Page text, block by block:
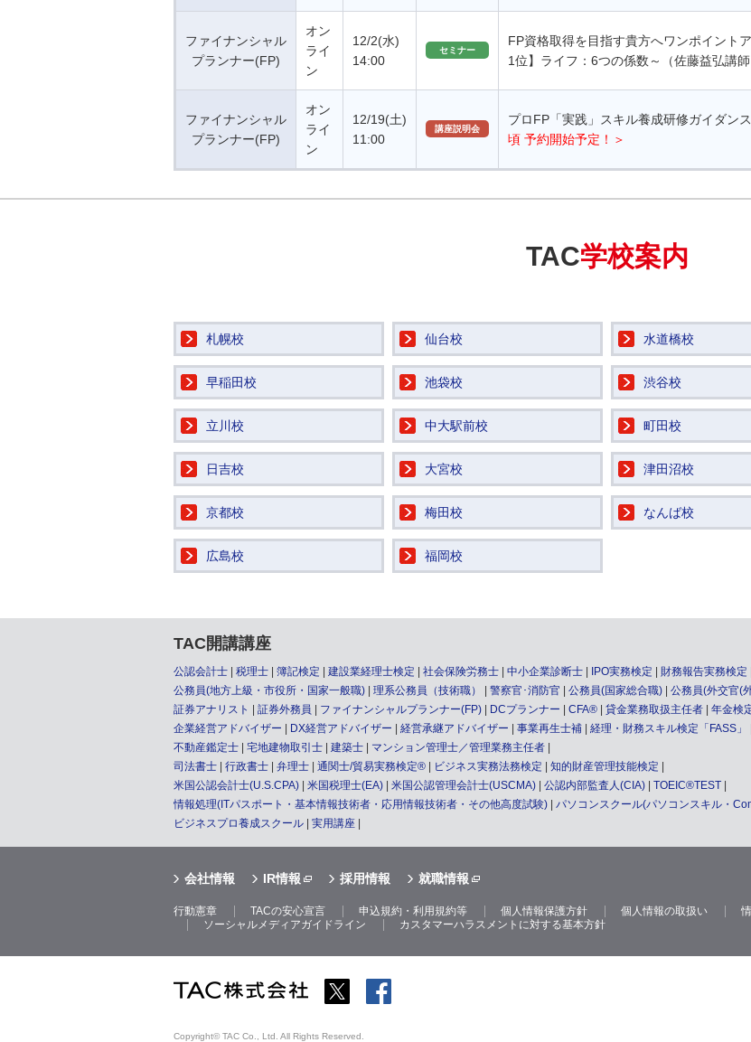
ファイナンシャル
プランナー(FP)
オン
ライ
ン
12/2(水)
14:00
セミナー
FP資格取得を目指す貴方へワンポイン
1位】ライフ：6つの係数～（佐藤益弘講師
ファイナンシャル
プランナー(FP)
オン
ライ
ン
12/19(土)
11:00
講座説明会
プロFP「実践」スキル養成研修ガイダン
頃 予約開始予定！＞
TAC学校案内
札幌校 仙台校 水道橋校
早稲田校 池袋校 渋谷校
立川校 中大駅前校 町田校
日吉校 大宮校 津田沼校
京都校 梅田校 なんば校
広島校 福岡校
TAC開講講座
公認会計士 税理士 簿記検定 建設業経理士検定 社会保険労務士 中小企業診断士 IPO実務検定
財務報告実務検定
公務員(地方上級・市役所・国家一般職)
理系公務員（技術職） 警察官･消防官 公務員(国家総合職) 公務員(外交官(
証券アナリスト
証券外務員 ファイナンシャルプランナー(FP) DCプランナー CFA® 貸金業務取扱主任者 年金検
企業経営アドバイザー
DX経営アドバイザー 経営承継アドバイザー 事業再生士補
経理・財務スキル検定「FASS」
不動産鑑定士
宅地建物取引士 建築士
マンション管理士／管理業務主任者
司法書士
行政書士 弁理士 通関士/貿易実務検定® ビジネス実務法務検定
知的財産管理技能検定
米国公認会計士(U.S.CPA)
米国税理士(EA) 米国公認管理会計士(USCMA) 公認内部監査人(CIA)
TOEIC®TEST
情報処理(ITパスポート・基本情報技術者・応用情報技術者・その他高度試験)
パソコンスクール(パソコンスキル・
ビジネスプロ養成スクール
実用講座
会社情報 IR情報 採用情報 就職情報
行動憲章 TACの安心宣言 申込規約・利用規約等 個人情報保護方針 個人情報の取扱い
ソーシャルメディアガイドライン
カスタマーハラスメントに対する基本方針
Copyright© TAC Co., Ltd. All Rights Reserved.